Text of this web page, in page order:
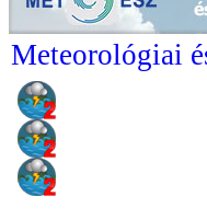
Meteorológiai